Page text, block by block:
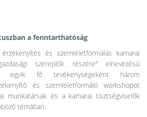
a fenntarthatóság
és szemléletformálás kamarai
szereplők részére" elnevezésű
egyik fő tevékenységeként három
és szemléletformáló workshopot
munkatársak és a kamarai tisztségviselők
témában.